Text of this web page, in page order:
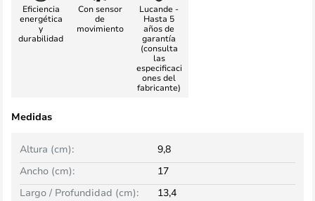
Eficiencia
energética
y
durabilidad
Con sensor
de
movimiento
Lucande -
Hasta 5
años de
garantía
(consulta
las
especificaci
ones del
fabricante)
Medidas
Ancho (cm): 17
Altura (cm): 9,8
Largo / Profundidad (cm): 13,4